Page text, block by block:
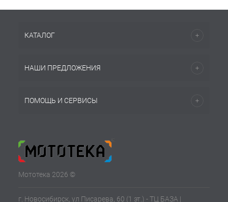
КАТАЛОГ
НАШИ ПРЕДЛОЖЕНИЯ
ПОМОЩЬ И СЕРВИСЫ
Мототека 2026 ©
г. Новосибирск, ул Писарева, 60 (1 эт.) - ТЦ БАЗА |